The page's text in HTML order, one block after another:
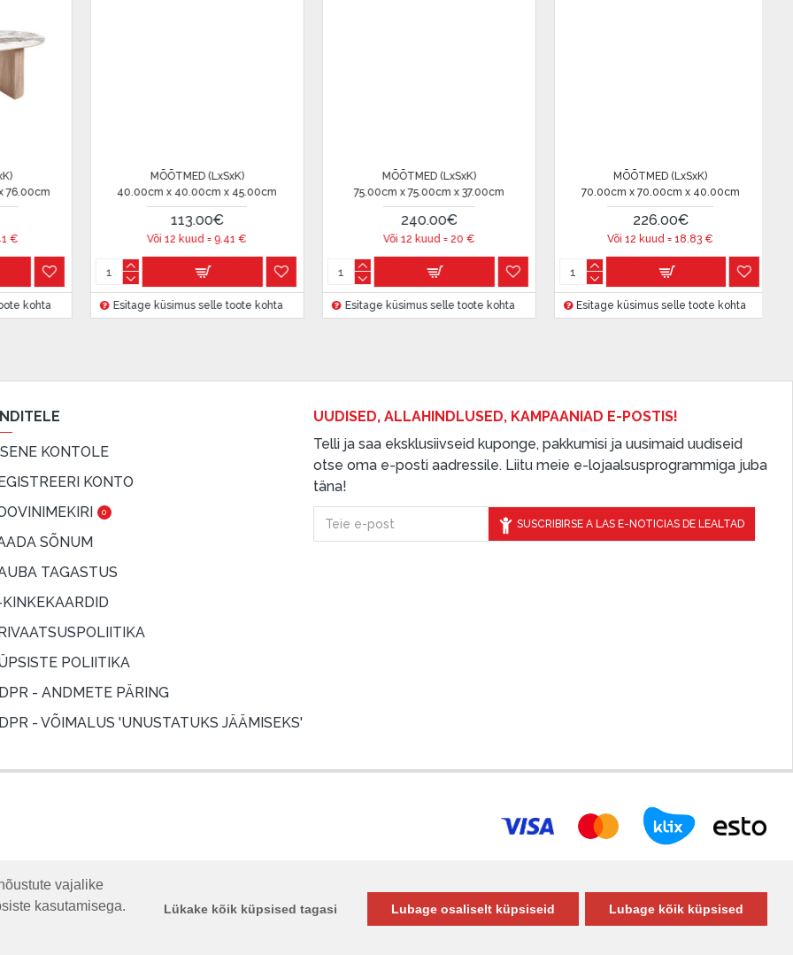
vajalike
kasutamisega.
Lükake kõik küpsised tagasi Lubage osaliselt küpsiseid Lubage kõik küpsised
Dārzciema tänaval 91,
märgitud krediidi saamise
, samuti
oma finantsvõimalusi.
MÕÕTMED (LxSxK)
75.00cm x 75.00cm x 37.00cm
Või 12 kuud = 20 €
Esitage küsimus selle toote kohta
MÕÕTMED (LxSxK)
70.00cm x 70.00cm x 40.00cm
226.00€
Või 12 kuud =18.83 €
Esitage küsimus selle toote kohta
MÕÕTMED (LxSxK)
37.00cm x 37.00cm x 43.00cm
Või 12 kuud =10.41€
Esitage küsimus selle toote kohta
KONTOLE
KONTO
0
SÕNUM
TAGASTUS
POLIITIKA
- ANDMETE PÄRING
- VÕIMALUS 'UNUSTATUKS JÄÄMISEKS'
UUDISED, ALLAHINDLUSED, KAMPAANIAD E-POSTIS!
Telli ja saa eksklusiivseid kuponge, pakkumisi ja uusimaid uudiseid
otse oma e-posti aadressile. Liitu meie e-lojaalsusprogrammiga juba
täna!
SUSCRIBIRSE A LAS E-NOTICIAS DE LEALTAD